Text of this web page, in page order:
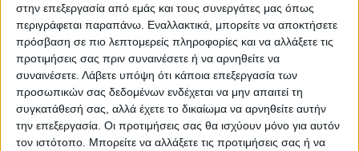
στην επεξεργασία από εμάς και τους συνεργάτες μας όπως
περιγράφεται παραπάνω. Εναλλακτικά, μπορείτε να αποκτήσετε
πρόσβαση σε πιο λεπτομερείς πληροφορίες και να αλλάξετε τις
προτιμήσεις σας πριν συναινέσετε ή να αρνηθείτε να
συναινέσετε. Λάβετε υπόψη ότι κάποια επεξεργασία των
προσωπικών σας δεδομένων ενδέχεται να μην απαιτεί τη
συγκατάθεσή σας, αλλά έχετε το δικαίωμα να αρνηθείτε αυτήν
την επεξεργασία. Οι προτιμήσεις σας θα ισχύουν μόνο για αυτόν
τον ιστότοπο. Μπορείτε να αλλάξετε τις προτιμήσεις σας ή να
εμείς, και αντί να τιμωρηθούν οι ένοχοι,
ουσιαστικά γίνεται ένα παιχνίδι
συγκάλυψης και κοροϊδίας του ελληνικού
λαού» ανέφερε και πρόσθεσε: «υπάρχουν
ευθύνες από αυτούς που φάγανε και αυτούς
που υπογράψανε ή αφήσανε το δικαίωμα σε
κάποιους να φάνε τα χρήματα. Να